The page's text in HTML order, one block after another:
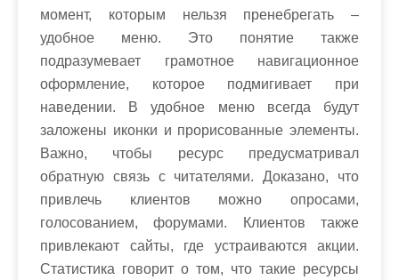
момент, которым нельзя пренебрегать –
удобное меню. Это понятие также
подразумевает грамотное навигационное
оформление, которое подмигивает при
наведении. В удобное меню всегда будут
заложены иконки и прорисованные элементы.
Важно, чтобы ресурс предусматривал
обратную связь с читателями. Доказано, что
привлечь клиентов можно опросами,
голосованием, форумами. Клиентов также
привлекают сайты, где устраиваются акции.
Статистика говорит о том, что такие ресурсы